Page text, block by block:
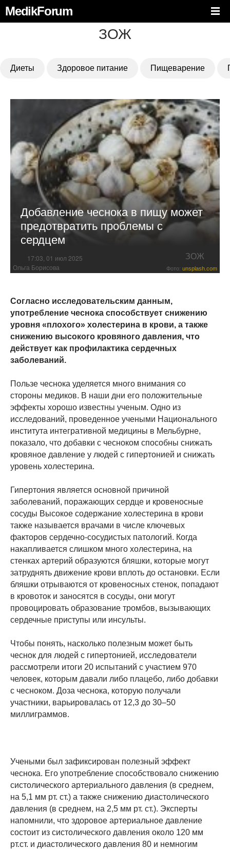
MedikForum
ЗОЖ
Диеты Здоровое питание Пищеварение
Добавление чеснока в пищу может
предотвратить проблемы с
сердцем
17:03, 01 июл 2025 ЗОЖ
Ольга Борисова Фото: unsplash.com
Согласно исследовательским данным,
употребление чеснока способствует снижению
уровня «плохого» холестерина в крови, а также
снижению высокого кровяного давления, что
действует как профилактика сердечных
заболеваний.
Пользе чеснока уделяется много внимания со
стороны медиков. В наши дни его положительные
эффекты хорошо известны ученым. Одно из
исследований, проведенное учеными Национального
института интегративной медицины в Мельбурне,
показало, что добавки с чесноком способны снижать
кровяное давление у людей с гипертонией и снижать
уровень холестерина.
Гипертония является основной причиной
заболеваний, поражающих сердце и кровеносные
сосуды Высокое содержание холестерина в крови
также называется врачами в числе ключевых
факторов сердечно-сосудистых патологий. Когда
накапливается слишком много холестерина, на
стенках артерий образуются бляшки, которые могут
затруднять движение крови вплоть до остановки. Если
бляшки отрываются от кровеносных стенок, попадают
в кровоток и заносятся в сосуды, они могут
провоцировать образование тромбов, вызывающих
сердечные приступы или инсульты.
Чтобы понять, насколько полезным может быть
чеснок для людей с гипертонией, исследователи
рассмотрели итоги 20 испытаний с участием 970
человек, которым давали либо плацебо, либо добавки
с чесноком. Доза чеснока, которую получали
участники, варьировалась от 12,3 до 30–50
миллиграммов.
Учеными был зафиксирован полезный эффект
чеснока. Его употребление способствовало снижению
систолического артериального давления (в среднем,
на 5,1 мм рт. ст.) а также снижению диастолического
давления (в среднем, на 2,5 мм рт. ст.). Эксперты
напомнили, что здоровое артериальное давление
состоит из систолического давления около 120 мм
рт.ст. и диастолического давления 80 и немногим